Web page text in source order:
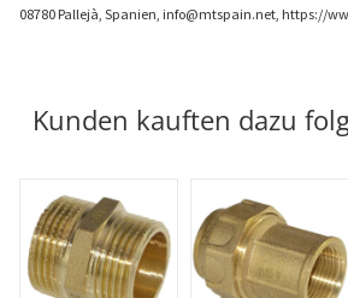
08780 Pallejà, Spanien, info@mtspain.net, https://
Kunden kauften dazu